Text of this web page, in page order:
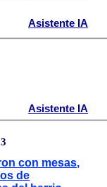
Asistente IA
Asistente IA
con mesas,
de